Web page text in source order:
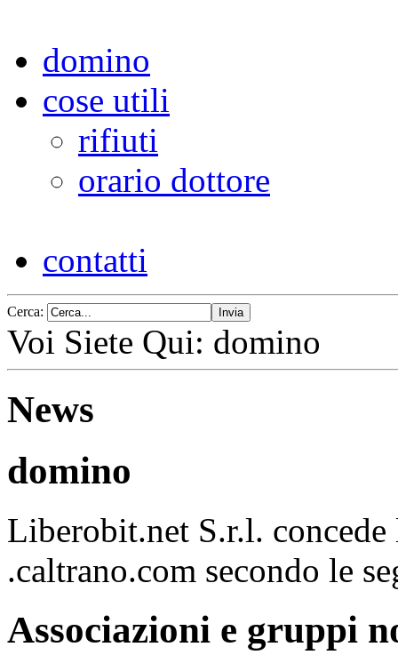
domino
cose utili
rifiuti
orario dottore
contatti
Cerca:
Voi Siete Qui: domino
News
domino
Liberobit.net S.r.l.
.caltrano.com secondo le
Associazioni e gruppi